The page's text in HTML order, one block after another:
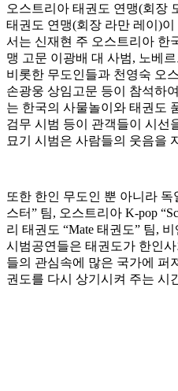
오스트리아 태권도 연맹(회장
태권도 연맹(회장 라만 레이)
서는 신재현 주 오스트리아 한
맹 고문 이광배 대 사범, 노베
비롯한 무도인들과 천영숙 오
손광웅 상임고문 등이 참석하
는 한국의 사물놀이와 태권도
검무 시범 등이 관객들이 시선
묘기 시범은 사람들의 웃음을
또한 한인 무도인 뿐 아니라 독
스터” 팀, 오스트리아 K-pop
리 태권도 “Mate 태권도” 팀,
시범공연들은 태권도가 한인
들의 관심속에 많은 국가에 퍼
권도를 다시 상기시켜 주는 시